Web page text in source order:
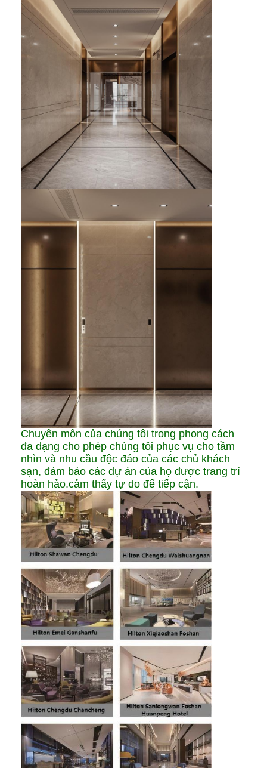
Chuyên môn của chúng tôi trong phong cách
đa dạng cho phép chúng tôi phục vụ cho tầm
nhìn và nhu cầu độc đáo của các chủ khách
sạn, đảm bảo các dự án của họ được trang trí
hoàn hảo.cảm thấy tự do để tiếp cận.